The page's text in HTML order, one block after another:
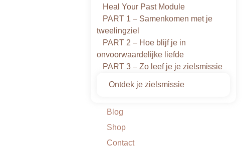
Heal Your Past Module
PART 1 – Samenkomen met je
tweelingziel
PART 2 – Hoe blijf je in
onvoorwaardelijke liefde
PART 3 – Zo leef je je zielsmissie
Ontdek je zielsmissie
Blog
Shop
Contact